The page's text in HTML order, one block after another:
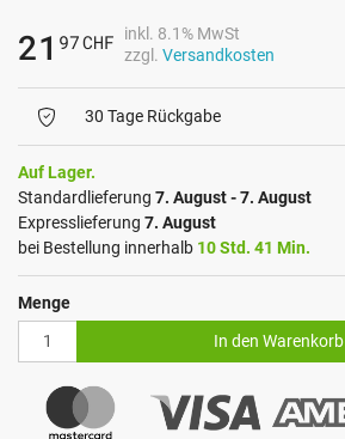
21 97CHF
inkl. 8.1% MwSt
zzgl. Versandkosten
30 Tage Rückgabe
Auf Lager.
Standardlieferung 7. August - 7. August
Expresslieferung 7. August
bei Bestellung innerhalb 10 Std. 41 Min.
Menge
In den Warenkorb